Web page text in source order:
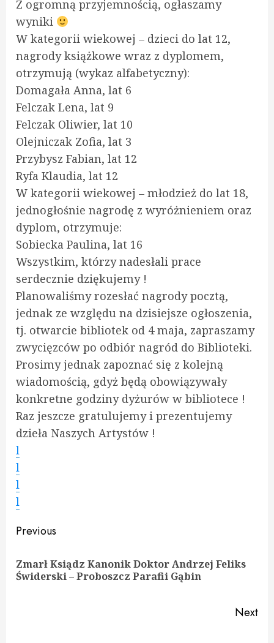
Z ogromną przyjemnością, ogłaszamy
wyniki
W kategorii wiekowej – dzieci do lat 12,
nagrody książkowe wraz z dyplomem,
otrzymują (wykaz alfabetyczny):
Domagała Anna, lat 6
Felczak Lena, lat 9
Felczak Oliwier, lat 10
Olejniczak Zofia, lat 3
Przybysz Fabian, lat 12
Ryfa Klaudia, lat 12
W kategorii wiekowej – młodzież do lat 18,
jednogłośnie nagrodę z wyróżnieniem oraz
dyplom, otrzymuje:
Sobiecka Paulina, lat 16
Wszystkim, którzy nadesłali prace
serdecznie dziękujemy !
Planowaliśmy rozesłać nagrody pocztą,
jednak ze względu na dzisiejsze ogłoszenia,
tj. otwarcie bibliotek od 4 maja, zapraszamy
zwycięzców po odbiór nagród do Biblioteki.
Prosimy jednak zapoznać się z kolejną
wiadomością, gdyż będą obowiązywały
konkretne godziny dyżurów w bibliotece !
Raz jeszcze gratulujemy i prezentujemy
dzieła Naszych Artystów !
l
l
l
l
Continue
Reading
Previous
Zmarł Ksiądz Kanonik Doktor Andrzej Feliks
Świderski – Proboszcz Parafii Gąbin
Next